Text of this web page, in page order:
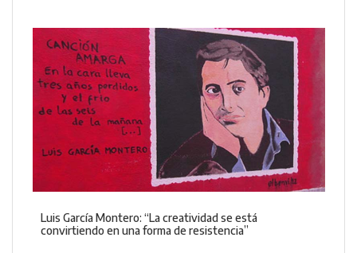
Luis García Montero: “La creatividad se está
convirtiendo en una forma de resistencia”